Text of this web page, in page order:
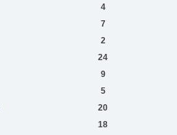
4
7
2
24
9
5
20
18